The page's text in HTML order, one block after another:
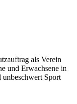
als Verein
und Erwachsene in
unbeschwert Sport